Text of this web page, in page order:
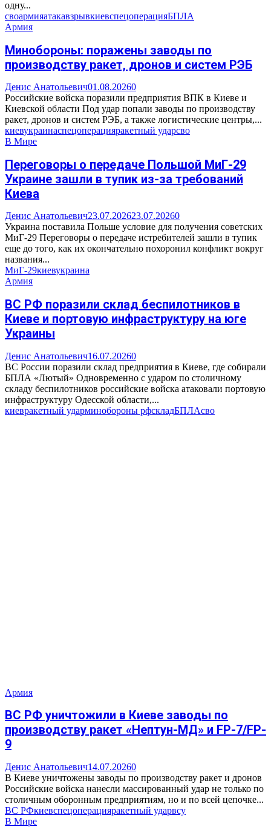
одну...
своармияатакавзрывкиевспецоперацияБПЛА
Армия
Минобороны: поражены заводы по
производству ракет, дронов и систем РЭБ
Денис Анатольевич01.08.20260
Российские войска поразили предприятия ВПК в Киеве и
Киевской области Под удар попали заводы по производству
ракет, дронов и систем РЭБ, а также логистические центры,...
киевукраинаспецоперацияракетный ударсво
В Мире
Переговоры о передаче Польшой МиГ-29
Украине зашли в тупик из-за требований
Киева
Денис Анатольевич23.07.202623.07.20260
Украина поставила Польше условие для получения советских
МиГ-29 Переговоры о передаче истребителей зашли в тупик
еще до того, как их окончательно похоронил конфликт вокруг
названия...
МиГ-29киевукраина
Армия
ВС РФ поразили склад беспилотников в
Киеве и портовую инфраструктуру на юге
Украины
Денис Анатольевич16.07.20260
ВС России поразили склад предприятия в Киеве, где собирали
БПЛА «Лютый» Одновременно с ударом по столичному
складу беспилотников российские войска атаковали портовую
инфраструктуру Одесской области,...
киевракетный ударминобороны рфскладБПЛАсво
Армия
ВС РФ уничтожили в Киеве заводы по
производству ракет «Нептун-МД» и FP-7/FP-
9
Денис Анатольевич14.07.20260
В Киеве уничтожены заводы по производству ракет и дронов
Российские войска нанесли массированный удар не только по
столичным оборонным предприятиям, но и по всей цепочке...
ВС РФкиевспецоперацияракетный ударвсу
В Мире